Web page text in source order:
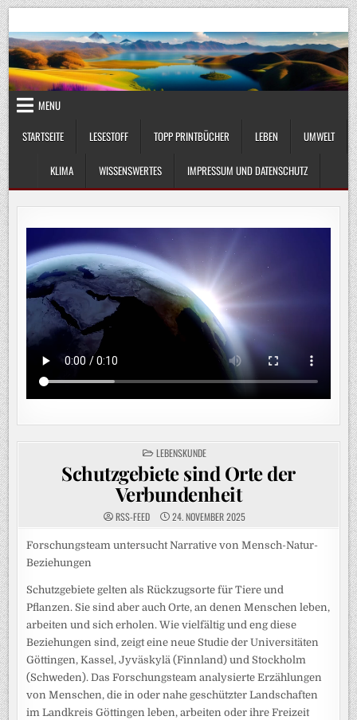
Skip
to
content
UmweltKlima.com
MENU
STARTSEITE
LESESTOFF TOPP PRINTBÜCHER LEBEN UMWELT
KLIMA WISSENSWERTES IMPRESSUM UND DATENSCHUTZ
POSTED
IN
LEBENSKUNDE
Schutzgebiete sind Orte der
Verbundenheit
RSS-FEED 24. NOVEMBER 2025
Forschungsteam untersucht Narrative von Mensch-Natur-
Beziehungen
Schutzgebiete gelten als Rückzugsorte für Tiere und
Pflanzen. Sie sind aber auch Orte, an denen Menschen leben,
arbeiten und sich erholen. Wie vielfältig und eng diese
Beziehungen sind, zeigt eine neue Studie der Universitäten
Göttingen, Kassel, Jyväskylä (Finnland) und Stockholm
(Schweden). Das Forschungsteam analysierte Erzählungen
von Menschen, die in oder nahe geschützter Landschaften
im Landkreis Göttingen leben, arbeiten oder ihre Freizeit